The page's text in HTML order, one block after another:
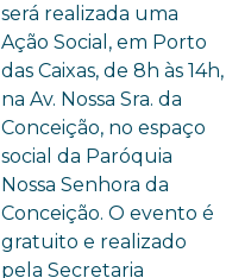
será realizada uma
Ação Social, em Porto
das Caixas, de 8h às 14h,
na Av. Nossa Sra. da
Conceição, no espaço
social da Paróquia
Nossa Senhora da
Conceição. O evento é
gratuito e realizado
pela Secretaria